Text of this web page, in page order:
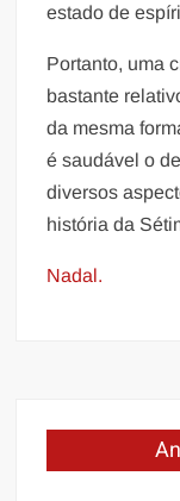
estado de
Portanto, uma
bastante
da mesma
é saudável o
diversos
história da
Nadal.